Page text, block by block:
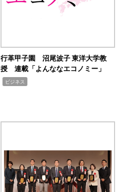
行革甲子園 沼尾波子 東洋大学教
授 連載「よんななエコノミー」
ビジネス